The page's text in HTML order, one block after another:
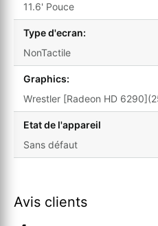
11.6' Pouce
Type d'ecran:
NonTactile
Graphics:
Wrestler [Radeon HD
Etat de l'appareil
Sans défaut
Avis clients